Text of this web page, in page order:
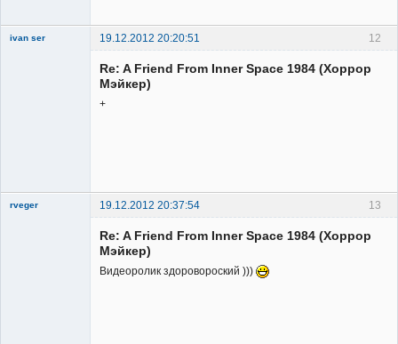
12
ivan ser
19.12.2012 20:20:51
Re: A Friend From Inner Space 1984 (Хоррор
Мэйкер)
+
13
rveger 19.12.2012 20:37:54
Re: A Friend From Inner Space 1984 (Хоррор
Мэйкер)
Видеоролик здоровороский )))